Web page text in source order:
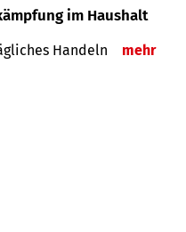
im Haushalt
Han­deln mehr